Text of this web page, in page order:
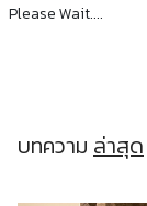
Please Wait....
บทความ ล่าสุด